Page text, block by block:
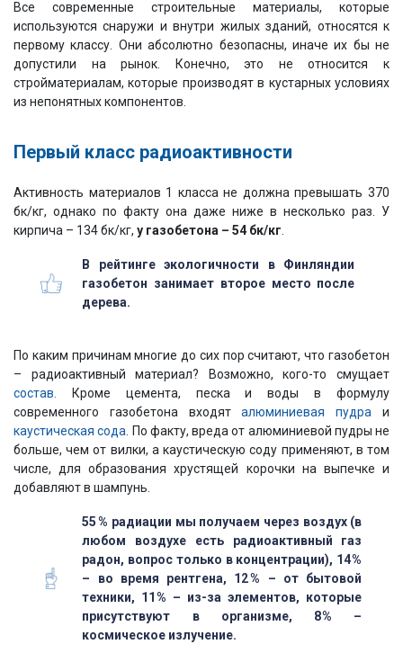
Все современные строительные материалы, которые
используются снаружи и внутри жилых зданий, относятся к
первому классу. Они абсолютно безопасны, иначе их бы не
допустили на рынок. Конечно, это не относится к
стройматериалам, которые производят в кустарных условиях
из непонятных компонентов.
Первый класс радиоактивности
Активность материалов 1 класса не должна превышать 370
бк/кг, однако по факту она даже ниже в несколько раз. У
кирпича – 134 бк/кг, у газобетона – 54 бк/кг
В рейтинге экологичности в Финляндии
газобетон занимает второе место после
дерева.
По каким причинам многие до сих пор считают, что газобетон
– радиоактивный материал? Возможно, кого-то смущает
состав.
Кроме цемента, песка и воды в формулу
современного газобетона входяталюминиевая пудра и
каустическая сода . По факту, вреда от алюминиевой пудры не
больше, чем от вилки, а каустическую соду применяют, в том
числе, для образования хрустящей корочки на выпечке и
добавляют в шампунь.
55 % радиации мы получаем через воздух (в
любом воздухе есть радиоактивный газ
радон, вопрос только в концентрации), 14 %
– во время рентгена, 12 % – от бытовой
техники, 11 % – из-за элементов, которые
присутствуют в организме, 8 % –
космическое излучение.